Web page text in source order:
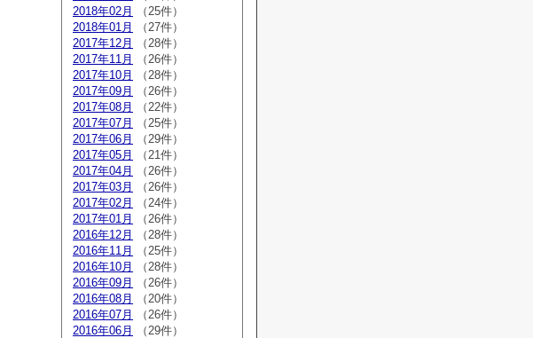
2018年02月
（25件）
2018年01月
（27件）
2017年12月
（28件）
2017年11月
（26件）
2017年10月
（28件）
2017年09月
（26件）
2017年08月
（22件）
2017年07月
（25件）
2017年06月
（29件）
2017年05月
（21件）
2017年04月
（26件）
2017年03月
（26件）
2017年02月
（24件）
2017年01月
（26件）
2016年12月
（28件）
2016年11月
（25件）
2016年10月
（28件）
2016年09月
（26件）
2016年08月
（20件）
2016年07月
（26件）
2016年06月
（29件）